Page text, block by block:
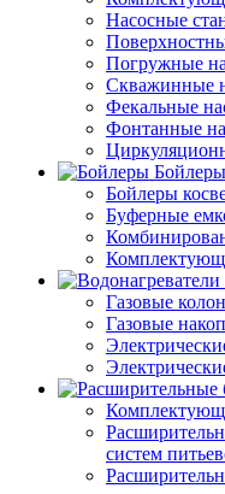
Насосные
Погружные
Скважинные
Фекальные
Фонтанные
Бойлеры
Бойлеры
Буферные
Газовые
Газовые
систем